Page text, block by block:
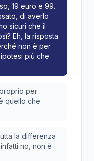
19 euro e 99.
di averlo
sicuri che il
Eh, la risposta
non è per
più che
per
quello che
la differenza
no, non è